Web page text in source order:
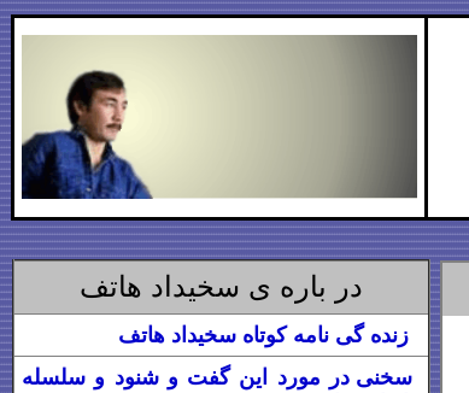
در باره ی سخیداد هاتف
زنده گی نامه کوتاه سخیداد هاتف
سخنی در مورد این گفت و شنود و سلسله